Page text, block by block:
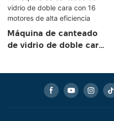
Máquina de canteado
de vidrio de doble cara